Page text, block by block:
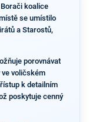
koalice
se umístilo
a Starostů,
porovnávat
ve voličském
k detailním
poskytuje cenný